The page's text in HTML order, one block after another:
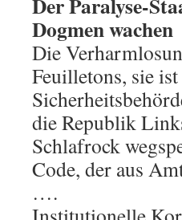
Dogmen wachen
Die
Feuilletons, sie
die Republik
Schlafrock
Code, der aus
….